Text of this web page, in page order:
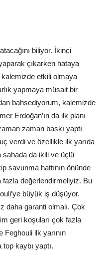
biliyor. İkinci
çıkarken hataya
kalemizde etkili olmaya
yapmaya müsait bir
bahsediyorum, kalemizde
Erdoğan’ın da ilk planı
zaman baskı yaptı
verdi ve özellikle ilk yarıda
sahada da ikili ve üçlü
savunma hattının önünde
fazla değerlendirmeliyiz. Bu
büyük iş düşüyor.
daha garanti olmalı. Çok
geri koşuları çok fazla
ilk yarının
kaybı yaptı.